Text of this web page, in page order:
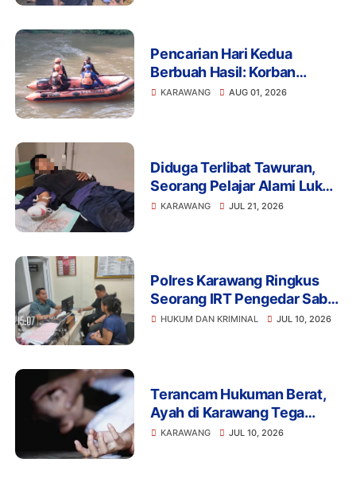
Pencarian Hari Kedua
Berbuah Hasil: Korban
Tenggelam di Cilamaya
KARAWANG AUG 01, 2026
Diduga Terlibat Tawuran,
Seorang Pelajar Alami Luka
Berat di Klari, Polisi Lakukan
KARAWANG JUL 21, 2026
Polres Karawang Ringkus
Seorang IRT Pengedar Sabu
di Cikampek, Sita
HUKUM DAN KRIMINAL JUL 10, 2026
Terancam Hukuman Berat,
Ayah di Karawang Tega
Setubuhi Anak Kandung di
KARAWANG JUL 10, 2026